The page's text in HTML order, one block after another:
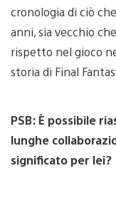
cronologia di ciò
anni, sia vecchio
rispetto nel gioco
storia di Final
PSB: È possibile
lunghe
significato per lei?